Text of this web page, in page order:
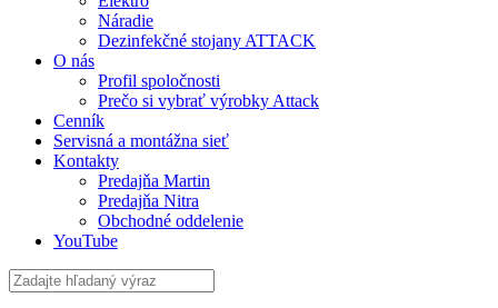
Náradie
Dezinfekčné stojany ATTACK
O nás
Profil spoločnosti
Prečo si vybrať výrobky Attack
Cenník
Servisná a montážna sieť
Kontakty
Predajňa Martin
Predajňa Nitra
Obchodné oddelenie
YouTube